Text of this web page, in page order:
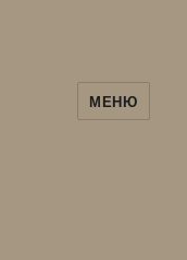
МЕНЮ